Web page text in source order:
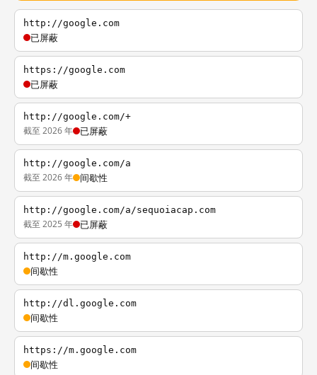
http://google.com
已屏蔽
https://google.com
已屏蔽
http://google.com/+
截至 2026 年 已屏蔽
http://google.com/a
截至 2026 年 间歇性
http://google.com/a/sequoiacap.com
截至 2025 年 已屏蔽
http://m.google.com
间歇性
http://dl.google.com
间歇性
https://m.google.com
间歇性